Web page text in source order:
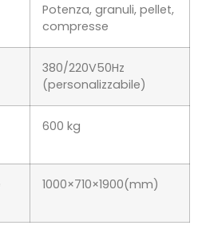
Potenza, granuli, pellet,
compresse
380/220V50Hz
(personalizzabile)
600 kg
1000×710×1900(mm)